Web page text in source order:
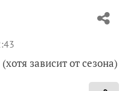
зависит от сезона)